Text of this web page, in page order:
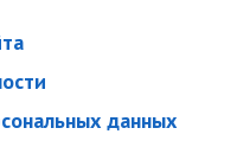
данных